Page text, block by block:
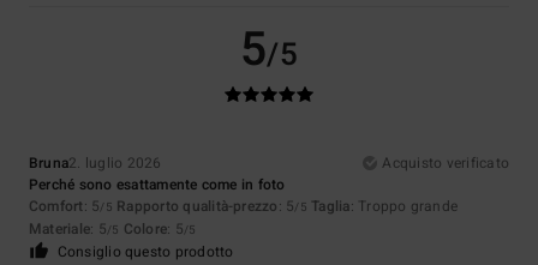
5/5
Bruna2. luglio 2026
Acquisto verificato
Perché sono esattamente come in foto
Comfort: 5/5 Rapporto qualità-prezzo: 5/5 Taglia: Troppo grande
Materiale: 5/5 Colore: 5/5
Consiglio questo prodotto